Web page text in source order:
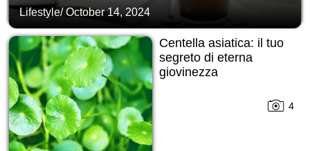
Lifestyle/October 14, 2024
Centella asiatica: il tuo
segreto di eterna
giovinezza
4